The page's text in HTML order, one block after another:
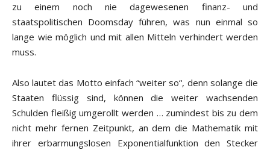
zu einem noch nie dagewesenen finanz- und
staatspolitischen Doomsday führen, was nun einmal so
lange wie möglich und mit allen Mitteln verhindert werden
muss.
Also lautet das Motto einfach “weiter so“, denn solange die
Staaten flüssig sind, können die weiter wachsenden
Schulden fleißig umgerollt werden … zumindest bis zu dem
nicht mehr fernen Zeitpunkt, an dem die Mathematik mit
ihrer erbarmungslosen Exponentialfunktion den Stecker